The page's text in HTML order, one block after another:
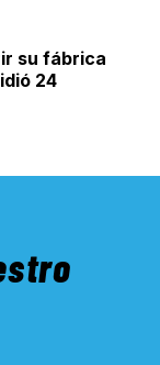
su fábrica
24